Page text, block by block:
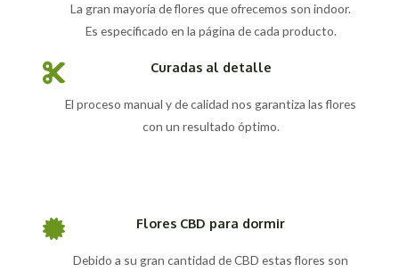
La gran mayoría de flores que ofrecemos son indoor.
Es especificado en la página de cada producto.
Curadas al detalle
El proceso manual y de calidad nos garantiza las flores
con un resultado óptimo.
Flores CBD para dormir
Debido a su gran cantidad de CBD estas flores son